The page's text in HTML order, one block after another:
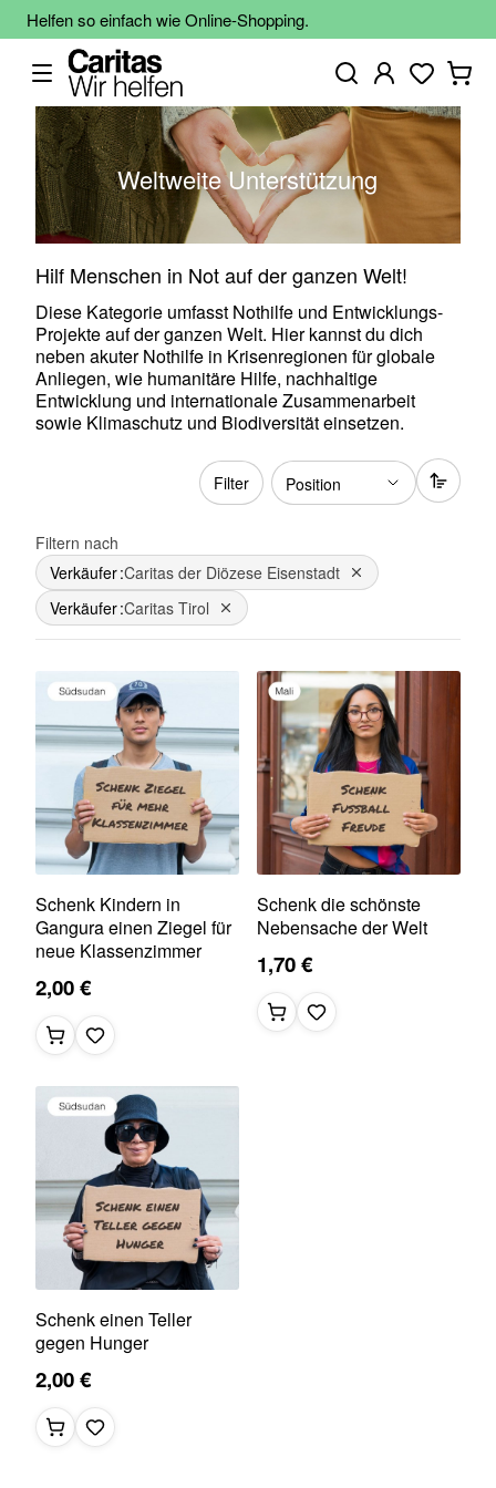
Helfen so einfach wie Online-Shopping.
Weltweite Unterstützung
Hilf Menschen in Not auf der ganzen Welt!
Diese Kategorie umfasst Nothilfe und Entwicklungs-
Projekte auf der ganzen Welt. Hier kannst du dich
neben akuter Nothilfe in Krisenregionen für globale
Anliegen, wie humanitäre Hilfe, nachhaltige
Entwicklung und internationale Zusammenarbeit
sowie Klimaschutz und Biodiversität einsetzen.
Filter
Filtern nach
Verkäufer Caritas der Diözese Eisenstadt
Dies entfernen
Verkäufer Caritas Tirol Dies entfernen
Schenk Kindern in
Gangura einen Ziegel für
neue Klassenzimmer
2,00 €
Schenk die schönste
Nebensache der Welt
1,70 €
Schenk einen Teller
gegen Hunger
2,00 €